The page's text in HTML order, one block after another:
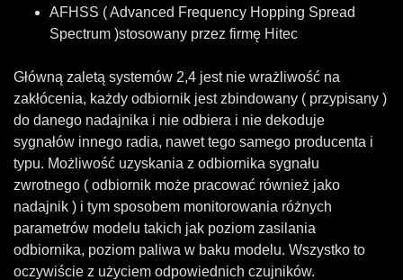
AFHSS ( Advanced Frequency Hopping Spread
Spectrum )stosowany przez firmę Hitec
Główną zaletą systemów 2,4 jest nie wrażliwość na
zakłócenia, każdy odbiornik jest zbindowany ( przypisany )
do danego nadajnika i nie odbiera i nie dekoduje
sygnałów innego radia, nawet tego samego producenta i
typu. Możliwość uzyskania z odbiornika sygnału
zwrotnego ( odbiornik może pracować również jako
nadajnik ) i tym sposobem monitorowania różnych
parametrów modelu takich jak poziom zasilania
odbiornika, poziom paliwa w baku modelu. Wszystko to
oczywiście z użyciem odpowiednich czujników.